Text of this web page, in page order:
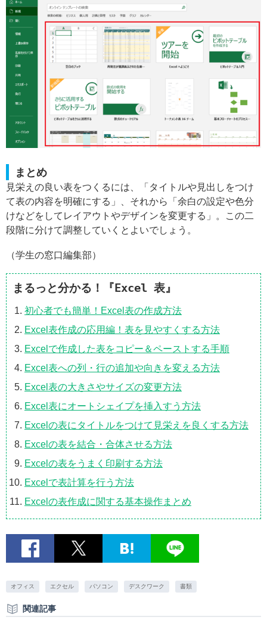
まとめ
見栄えの良い表をつくるには、「タイトルや見出しをつけ
て表の内容を明確にする」、それから「余白の設定や色分
けなどをしてレイアウトやデザインを変更する」。この二
段階に分けて調整していくとよいでしょう。
（学生の窓口編集部）
まるっと分かる！『Excel 表』
初心者でも簡単！Excel表の作成方法
Excel表作成の応用編！表を見やすくする方法
Excelで作成した表をコピー＆ペーストする手順
Excel表への列・行の追加や向きを変える方法
Excel表の大きさやサイズの変更方法
Excel表にオートシェイプを挿入すう方法
Excelの表にタイトルをつけて見栄えを良くする方法
Excelの表を結合・合体させる方法
Excelの表をうまく印刷する方法
Excelで表計算を行う方法
Excelの表作成に関する基本操作まとめ
オフィス エクセル パソコン デスクワーク 書類
関連記事